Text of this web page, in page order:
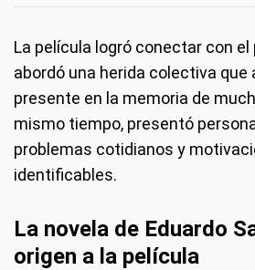
La película logró conectar con el
abordó una herida colectiva que
presente en la memoria de
mismo tiempo, presentó
problemas cotidianos y
identificables.
La novela de Eduardo
origen a la película